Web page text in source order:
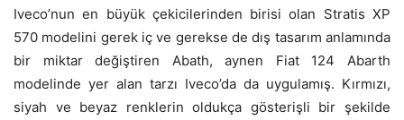
Iveco’nun en büyük çekicilerinden birisi olan Stratis XP
570 modelini gerek iç ve gerekse de dış tasarım anlamında
bir miktar değiştiren Abath, aynen Fiat 124 Abarth
modelinde yer alan tarzı Iveco’da da uygulamış. Kırmızı,
siyah ve beyaz renklerin oldukça gösterişli bir şekilde